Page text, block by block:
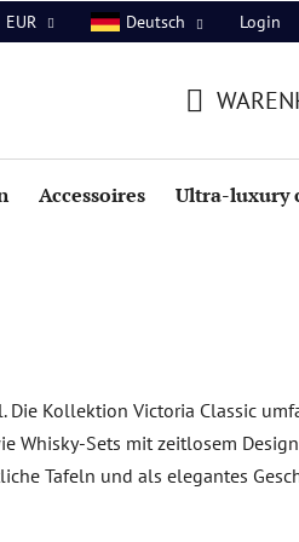
EUR Deutsch Login
Accessoires Ultra-luxury
Die Kollektion Victoria Classic
Whisky-Sets mit zeitlosem
Tafeln und als elegantes